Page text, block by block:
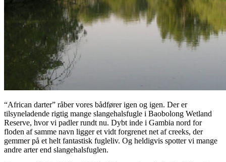
“African darter” råber vores bådfører igen og igen. Der er
tilsyneladende rigtig mange slangehalsfugle i Baobolong Wetland
Reserve, hvor vi padler rundt nu. Dybt inde i Gambia nord for
floden af samme navn ligger et vidt forgrenet net af creeks, der
gemmer på et helt fantastisk fugleliv. Og heldigvis spotter vi mange
andre arter end slangehalsfuglen.